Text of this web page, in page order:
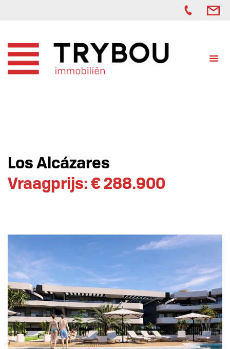
Los Alcázares
Vraagprijs: € 288.900